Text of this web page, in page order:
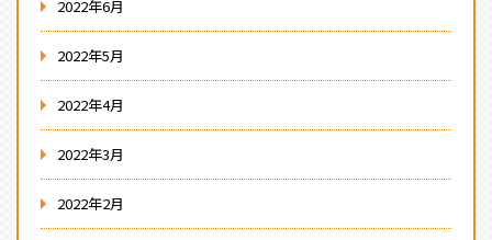
2022年6月
2022年5月
2022年4月
2022年3月
2022年2月